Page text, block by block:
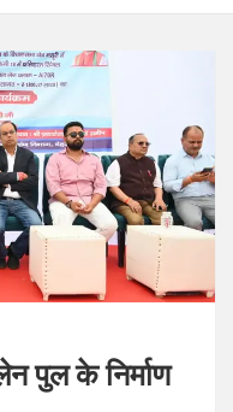
पुल के निर्माण